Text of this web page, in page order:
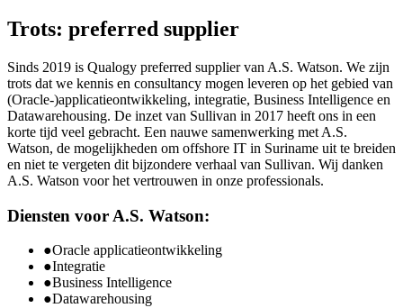
Trots: preferred supplier
Sinds 2019 is Qualogy preferred supplier van A.S. Watson. We zijn
trots dat we kennis en consultancy mogen leveren op het gebied van
(Oracle-)applicatieontwikkeling, integratie, Business Intelligence en
Datawarehousing. De inzet van Sullivan in 2017 heeft ons in een
korte tijd veel gebracht. Een nauwe samenwerking met A.S.
Watson, de mogelijkheden om offshore IT in Suriname uit te breiden
en niet te vergeten dit bijzondere verhaal van Sullivan. Wij danken
A.S. Watson voor het vertrouwen in onze professionals.
Diensten voor A.S. Watson:
●Oracle applicatieontwikkeling
●Integratie
●Business Intelligence
●Datawarehousing